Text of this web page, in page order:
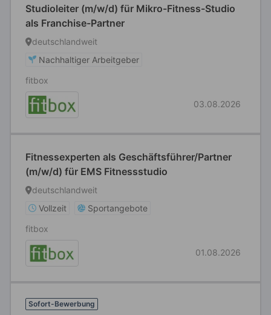
Studioleiter (m/w/d) für Mikro-Fitness-Studio
als Franchise-Partner
deutschlandweit
Nachhaltiger Arbeitgeber
fitbox
03.08.2026
Fitnessexperten als Geschäftsführer/Partner
(m/w/d) für EMS Fitnessstudio
deutschlandweit
Vollzeit
Sportangebote
fitbox
01.08.2026
Sofort-Bewerbung